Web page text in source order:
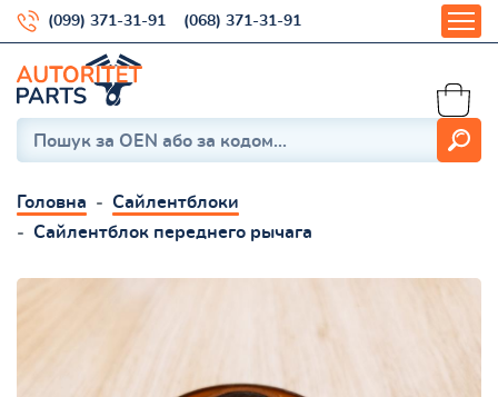
(099) 371-31-91 (068) 371-31-91
Головна
Сайлентблоки
Сайлентблок переднего рычага